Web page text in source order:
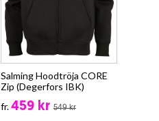
Salming Hoodtröja CORE
Zip (Degerfors IBK)
fr.459 kr 549 kr